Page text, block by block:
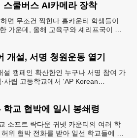
스쿨버스 AI카메라 장착
면 무조건 찍힌다 홀카운티 학생들이
가운데, 올해 교육구와 셰리프국이 학
개설, 서명 청원운동 열기
설 캠페인 확산한인 누구나 서명 참여 가
사립 고등학교에서 'AP Korean
학교 협박에 일시 봉쇄령
소프트 락다운 귀넷 카운티의 여러 학
위 협박 전화를 받아 일선 학교들에 일